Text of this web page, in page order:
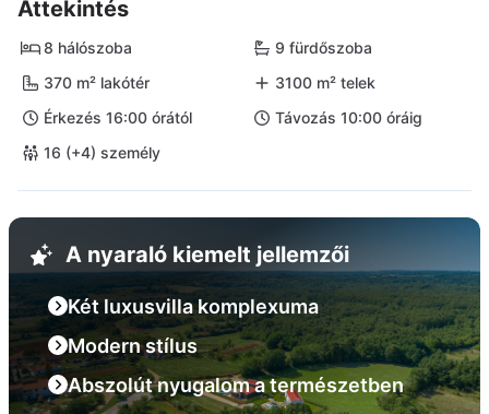
Áttekintés
8 hálószoba
9 fürdőszoba
370 m² lakótér
3100 m² telek
Érkezés 16:00 órától
Távozás 10:00 óráig
16 (+4) személy
A nyaraló kiemelt jellemzői
Két luxusvilla komplexuma
Modern stílus
Abszolút nyugalom a természetben